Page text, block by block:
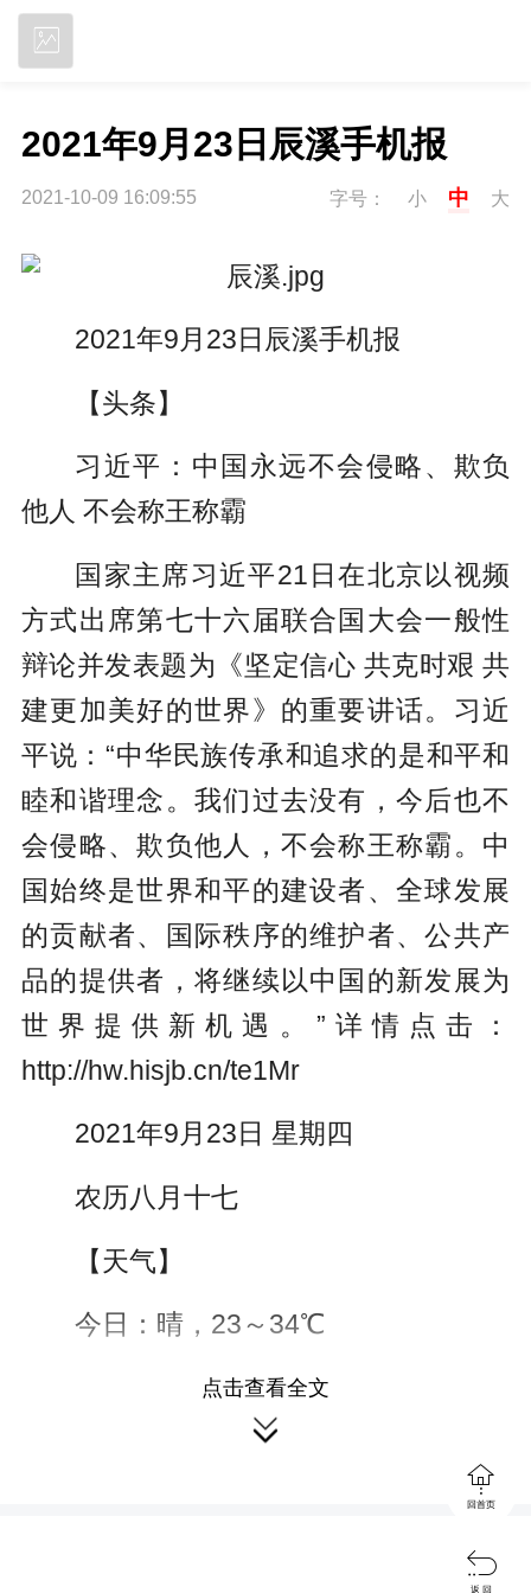
2021年9月23日辰溪手机报
2021-10-09 16:09:55 字号： 小 中 大
2021年9月23日辰溪手机报
【头条】
习近平：中国永远不会侵略、欺负
他人 不会称王称霸
国家主席习近平21日在北京以视频
方式出席第七十六届联合国大会一般性
辩论并发表题为《坚定信心 共克时艰 共
建更加美好的世界》的重要讲话。习近
平说：“中华民族传承和追求的是和平和
睦和谐理念。我们过去没有，今后也不
会侵略、欺负他人，不会称王称霸。中
国始终是世界和平的建设者、全球发展
的贡献者、国际秩序的维护者、公共产
品的提供者，将继续以中国的新发展为
世界提供新机遇。”详情点击：
http://hw.hisjb.cn/te1Mr
2021年9月23日 星期四
农历八月十七
【天气】
今日：晴，23～34℃
【文明寄语】
★创文明城市，建美好家园，营造
点击查看全文


回首页

返 回